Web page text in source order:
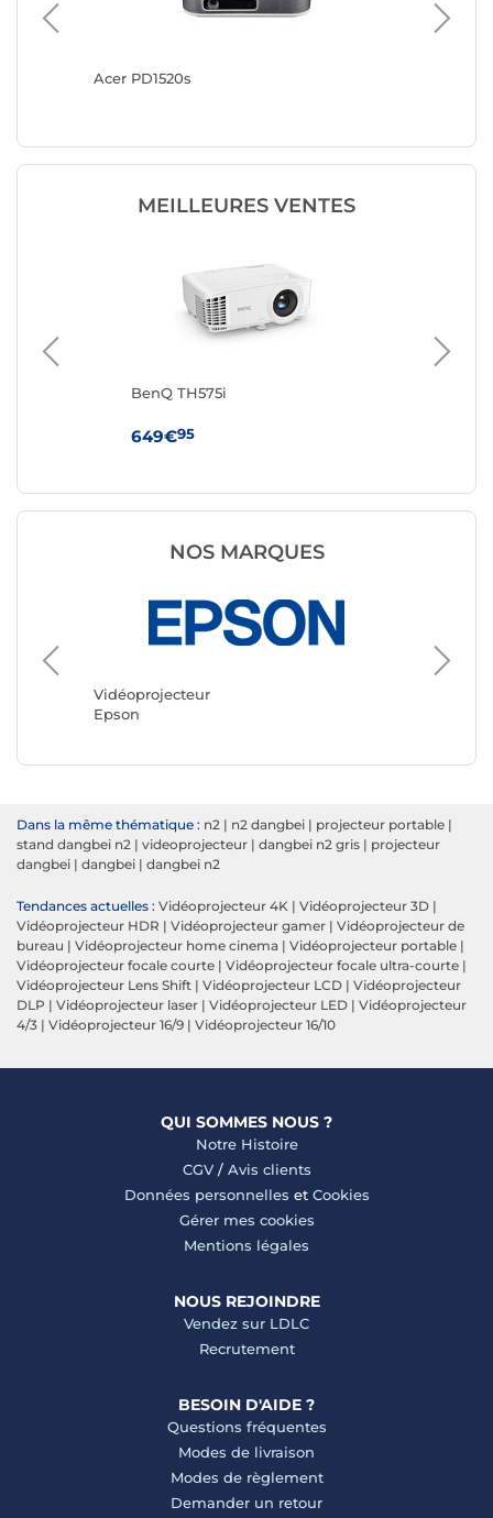
Acer PD1520s
MEILLEURES VENTES
BenQ TH575i
649€95
NOS MARQUES
Vidéoprojecteur
Epson
Optoma
Dans la même thématique : n2 | n2 dangbei | projecteur portable |
stand dangbei n2 | videoprojecteur | dangbei n2 gris | projecteur
dangbei | dangbei | dangbei n2
Tendances actuelles : Vidéoprojecteur 4K | Vidéoprojecteur 3D |
Vidéoprojecteur HDR | Vidéoprojecteur gamer | Vidéoprojecteur de
bureau | Vidéoprojecteur home cinema | Vidéoprojecteur portable |
Vidéoprojecteur focale courte | Vidéoprojecteur focale ultra-courte |
Vidéoprojecteur Lens Shift | Vidéoprojecteur LCD | Vidéoprojecteur
DLP | Vidéoprojecteur laser | Vidéoprojecteur LED | Vidéoprojecteur
4/3 | Vidéoprojecteur 16/9 | Vidéoprojecteur 16/10
QUI SOMMES NOUS ?
Notre Histoire
CGV/ Avis clients
Données personnelles et Cookies
Gérer mes cookies
Mentions légales
NOUS REJOINDRE
Vendez sur LDLC
Recrutement
BESOIN D'AIDE ?
Questions fréquentes
Modes de livraison
Modes de règlement
Demander un retour